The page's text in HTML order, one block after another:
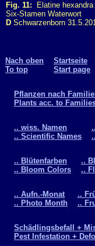
Fig. 11: Elatine
Six-Stamen Waterwort
D Schwarzenborn
Nach oben
To top
Startseite
Start page
Pflanzen nach
Plants acc. to
.. wiss. Namen
.. Scientific Names
.. Blütenfarben
.. Bloom Colors
..
..
.. Aufn.-Monat
.. Photo Month
..
..
Schädlingsbefall +
Pest Infestation +